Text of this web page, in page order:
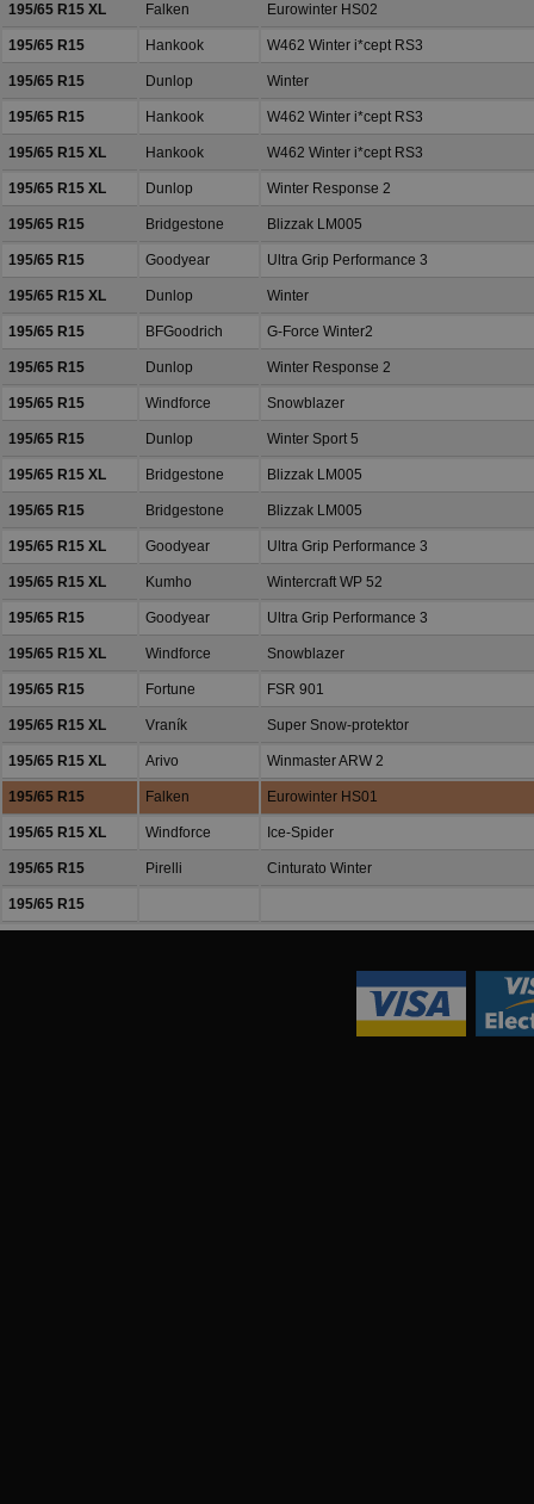
195/65 R15 XL Falken Eurowinter HS02
195/65 R15 Hankook W462 Winter i*cept RS3
195/65 R15 Dunlop Winter
195/65 R15 Hankook W462 Winter i*cept RS3
195/65 R15 XL Hankook W462 Winter i*cept RS3
195/65 R15 XL Dunlop Winter Response 2
195/65 R15 Bridgestone Blizzak LM005
195/65 R15 Goodyear Ultra Grip Performance 3
195/65 R15 XL Dunlop Winter
195/65 R15 BFGoodrich G-Force Winter2
195/65 R15 Dunlop Winter Response 2
195/65 R15 Windforce Snowblazer
195/65 R15 Dunlop Winter Sport 5
195/65 R15 XL Bridgestone Blizzak LM005
195/65 R15 Bridgestone Blizzak LM005
195/65 R15 XL Goodyear Ultra Grip Performance 3
195/65 R15 XL Kumho Wintercraft WP 52
195/65 R15 Goodyear Ultra Grip Performance 3
195/65 R15 XL Windforce Snowblazer
195/65 R15 Fortune FSR 901
195/65 R15 XL Vraník Super Snow-protektor
195/65 R15 XL Arivo Winmaster ARW 2
195/65 R15 Falken Eurowinter HS01
195/65 R15 XL Windforce Ice-Spider
195/65 R15 Pirelli Cinturato Winter
195/65 R15